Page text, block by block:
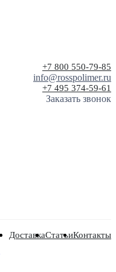
+7 800 550-79-85
info@rosspolimer.ru
+7 495 374-59-61
Заказать звонок
ДоставкаСтатьиКонтакты